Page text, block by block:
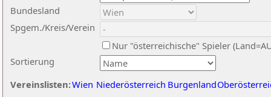
Sortierung
Bundesland
Spgem./Kreis/Verein
Nur "österreichische" Spieler
Vereinslisten:Wien Niederösterreich Burgenland